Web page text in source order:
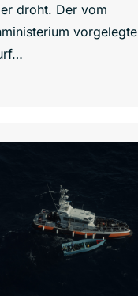
droht. Der vom
vorgelegte